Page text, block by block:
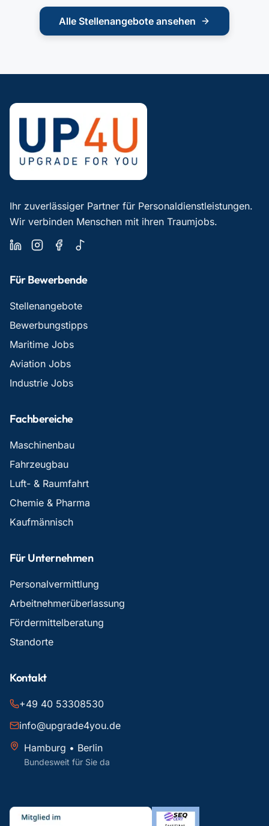
Alle Stellenangebote ansehen
Ihr zuverlässiger Partner für Personaldienstleistungen.
Wir verbinden Menschen mit ihren Traumjobs.
Für Bewerbende
Stellenangebote
Bewerbungstipps
Maritime Jobs
Aviation Jobs
Industrie Jobs
Fachbereiche
Maschinenbau
Fahrzeugbau
Luft- & Raumfahrt
Chemie & Pharma
Kaufmännisch
Für Unternehmen
Personalvermittlung
Arbeitnehmerüberlassung
Fördermittelberatung
Standorte
Kontakt
+49 40 53308530
info@upgrade4you.de
Hamburg • Berlin
Bundesweit für Sie da